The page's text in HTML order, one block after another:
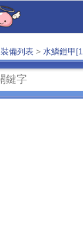
裝備列表 > 水鱗鎧甲